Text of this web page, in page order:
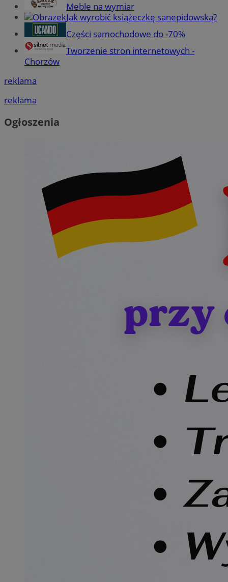
Meble na wymiar
Jak wyrobić książeczkę sanepidowską?
Części samochodowe do -70%
Tworzenie stron internetowych -
Chorzów
reklama
reklama
Ogłoszenia